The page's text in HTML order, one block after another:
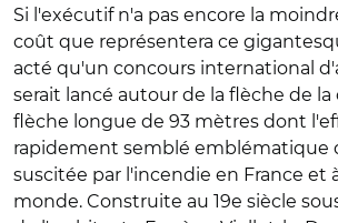
Si l'exécutif n'a pas encore la
coût que représentera ce
acté qu'un concours international
serait lancé autour de la flèche de la
flèche longue de 93 mètres dont
rapidement semblé emblématique
suscitée par l'incendie en France et
monde. Construite au 19e siècle